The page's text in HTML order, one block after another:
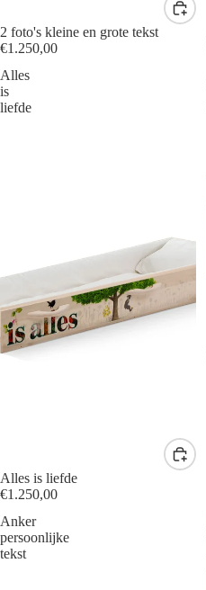
2 foto's kleine en grote tekst
€1.250,00
Alles
is
liefde
Alles is liefde
€1.250,00
Anker
persoonlijke
tekst